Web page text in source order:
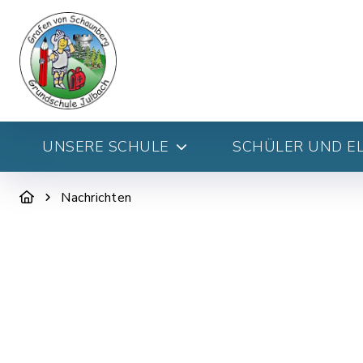
UNSERE SCHULE SCHÜLER UND
Nachrichten